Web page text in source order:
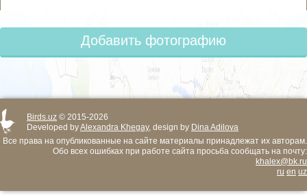
Добавить фотографию
Birds.uz © 2015-2026
Developed byAlexandra Khegay, design by Dina Adilova
Все права на опубликованные на сайте материалы принадлежат их авторам.
Обо всех ошибках при работе сайта просьба сообщать на почту:
khalex@bk.ru
ru en uz